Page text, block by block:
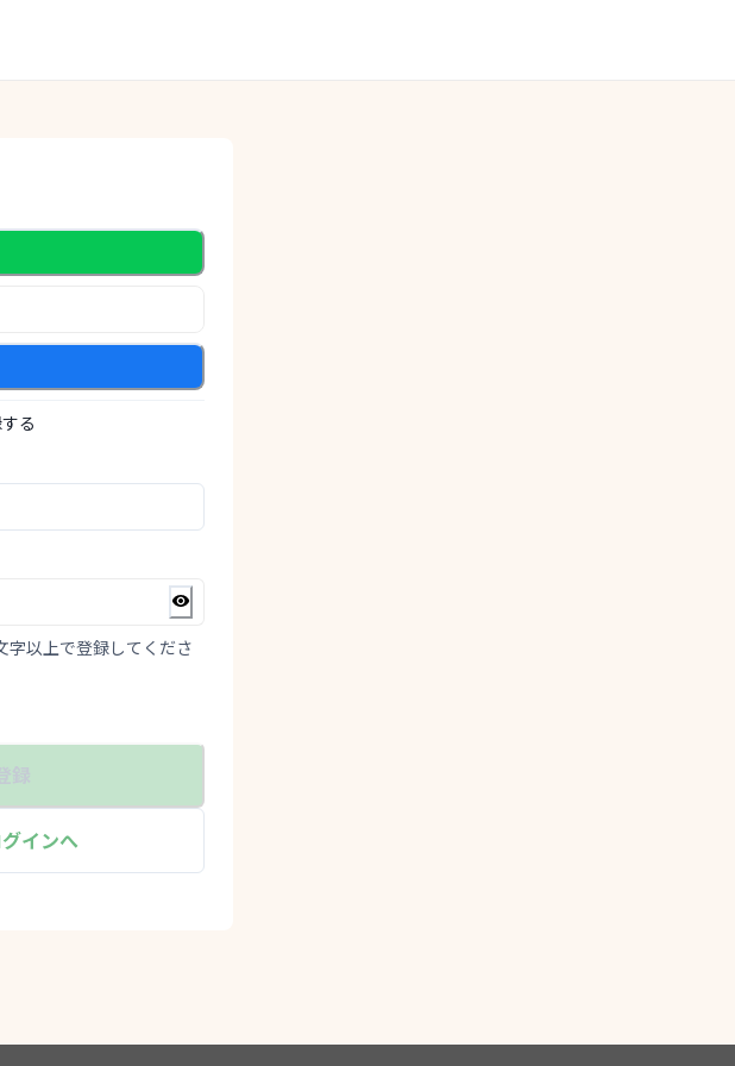
る
以上で登録してくださ
録
インへ